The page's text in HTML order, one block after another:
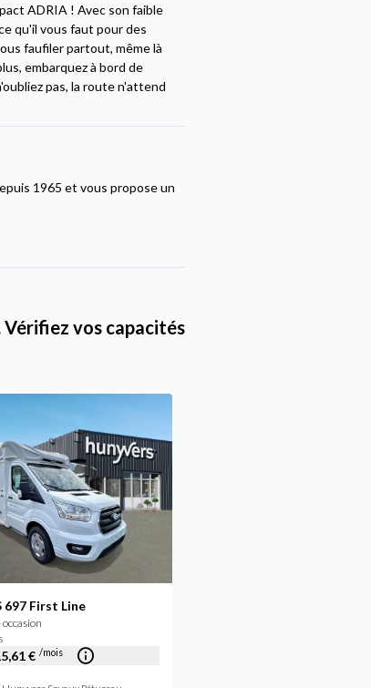
ADRIA ! Avec son faible
qu'il vous faut pour des
faufiler partout, même là
embarquez à bord de
pas, la route n'attend
1965 et vous propose un
vos capacités
697 First Line
€ /mois